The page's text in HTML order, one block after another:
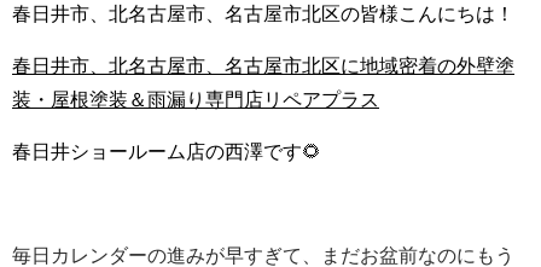
春日井市、北名古屋市、名古屋市北区の皆様こんにちは！
春日井市、北名古屋市、名古屋市北区に地域密着の外壁塗
装・屋根塗装＆雨漏り専門店リペアプラス
春日井ショールーム店の西澤です🌻
毎日カレンダーの進みが早すぎて、まだお盆前なのにもう